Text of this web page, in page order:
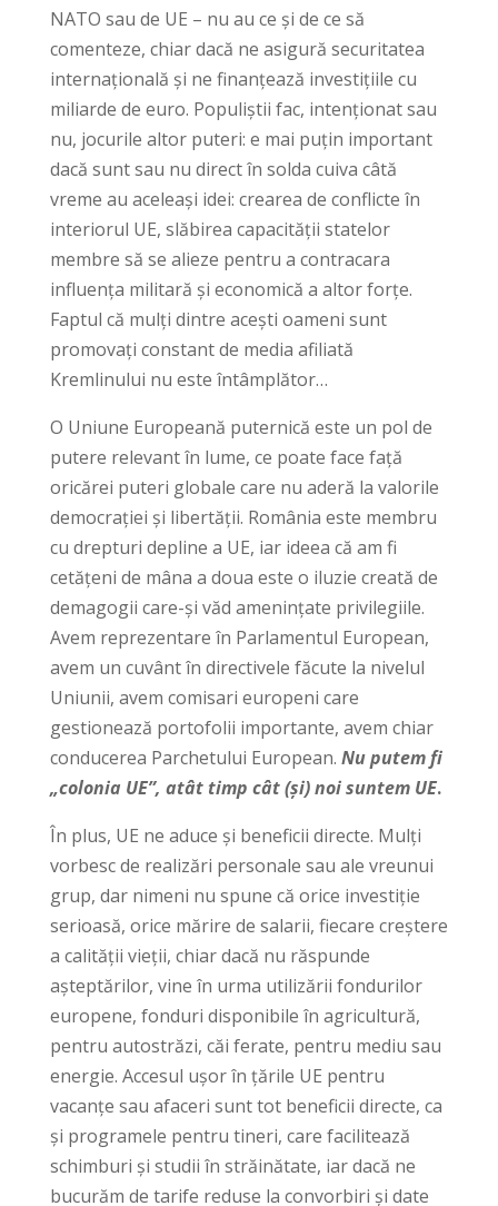
NATO sau de UE – nu au ce și de ce să
comenteze, chiar dacă ne asigură securitatea
internațională și ne finanțează investițiile cu
miliarde de euro. Populiștii fac, intenționat sau
nu, jocurile altor puteri: e mai puțin important
dacă sunt sau nu direct în solda cuiva câtă
vreme au aceleași idei: crearea de conflicte în
interiorul UE, slăbirea capacității statelor
membre să se alieze pentru a contracara
influența militară și economică a altor forțe.
Faptul că mulți dintre acești oameni sunt
promovați constant de media afiliată
Kremlinului nu este întâmplător…
O Uniune Europeană puternică este un pol de
putere relevant în lume, ce poate face față
oricărei puteri globale care nu aderă la valorile
democrației și libertății. România este membru
cu drepturi depline a UE, iar ideea că am fi
cetățeni de mâna a doua este o iluzie creată de
demagogii care-și văd amenințate privilegiile.
Avem reprezentare în Parlamentul European,
avem un cuvânt în directivele făcute la nivelul
Uniunii, avem comisari europeni care
gestionează portofolii importante, avem chiar
conducerea Parchetului European. Nu putem fi
„colonia UE”, atât timp cât (și) noi suntem UE.
În plus, UE ne aduce și beneficii directe. Mulți
vorbesc de realizări personale sau ale vreunui
grup, dar nimeni nu spune că orice investiție
serioasă, orice mărire de salarii, fiecare creștere
a calității vieții, chiar dacă nu răspunde
așteptărilor, vine în urma utilizării fondurilor
europene, fonduri disponibile în agricultură,
pentru autostrăzi, căi ferate, pentru mediu sau
energie. Accesul ușor în țările UE pentru
vacanțe sau afaceri sunt tot beneficii directe, ca
și programele pentru tineri, care facilitează
schimburi și studii în străinătate, iar dacă ne
bucurăm de tarife reduse la convorbiri și date